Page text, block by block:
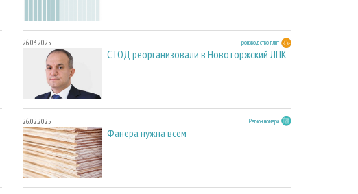
26.03.2025 Производство плит
СТОД реорганизовали в Новоторжский ЛПК
26.02.2025 Регион номера
Фанера нужна всем